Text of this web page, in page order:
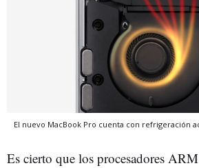
El nuevo MacBook Pro cuenta con refrigeración
Es cierto que los procesadores